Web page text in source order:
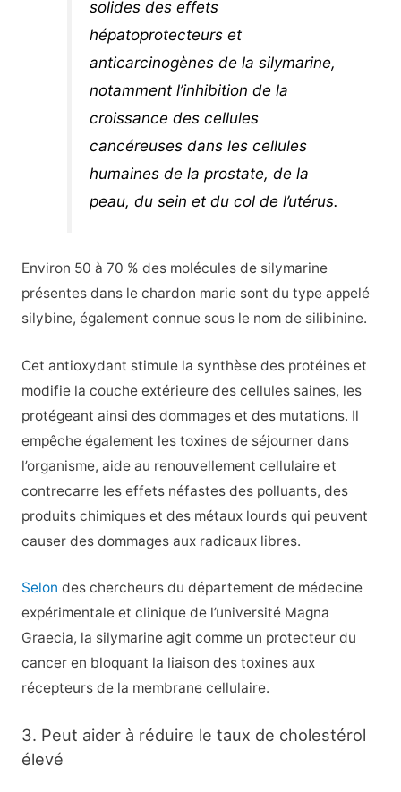
solides des effets
hépatoprotecteurs et
anticarcinogènes de la silymarine,
notamment l’inhibition de la
croissance des cellules
cancéreuses dans les cellules
humaines de la prostate, de la
peau, du sein et du col de l’utérus.
Environ 50 à 70 % des molécules de silymarine
présentes dans le chardon marie sont du type appelé
silybine, également connue sous le nom de silibinine.
Cet antioxydant stimule la synthèse des protéines et
modifie la couche extérieure des cellules saines, les
protégeant ainsi des dommages et des mutations. Il
empêche également les toxines de séjourner dans
l’organisme, aide au renouvellement cellulaire et
contrecarre les effets néfastes des polluants, des
produits chimiques et des métaux lourds qui peuvent
causer des dommages aux radicaux libres.
Selon des chercheurs du département de médecine
expérimentale et clinique de l’université Magna
Graecia, la silymarine agit comme un protecteur du
cancer en bloquant la liaison des toxines aux
récepteurs de la membrane cellulaire.
3. Peut aider à réduire le taux de cholestérol
élevé